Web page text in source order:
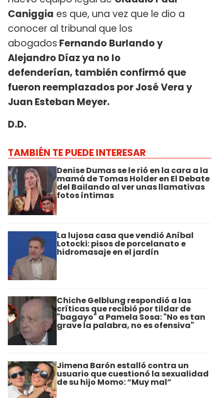
Caniggia es que, una vez que le dio a
conocer al tribunal que los
abogados Fernando Burlando y
Alejandro Díaz ya no lo
defenderían, también confirmó que
fueron reemplazados por José Vera y
Juan Esteban Meyer.
D.D.
TAMBIÉN TE PUEDE INTERESAR
Denise Dumas se le rió en la cara a la
mamá de Tomas Holder en El Debate
del Bailando al ver unas llamativas
fotos íntimas
La lujosa casa que vendió Aníbal
Lotocki: pisos de porcelanato e
hidromasaje en el jardín
Chiche Gelblung respondió a las
críticas que recibió por tildar de
"bagayo" a Pamela Sosa: "No es tan
grave la palabra, no es ofensiva"
Jimena Barón estalló contra un
usuario que cuestionó la sexualidad
de su hijo Momo: “Muy mal”